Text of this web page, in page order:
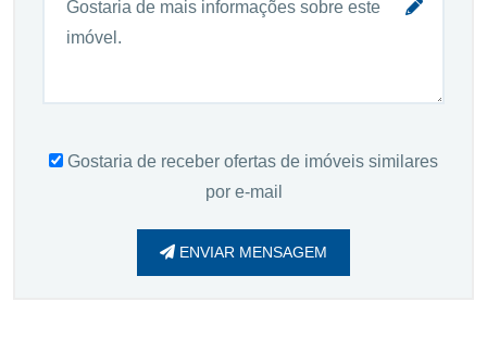
Gostaria de receber ofertas de imóveis similares
por e-mail
ENVIAR MENSAGEM